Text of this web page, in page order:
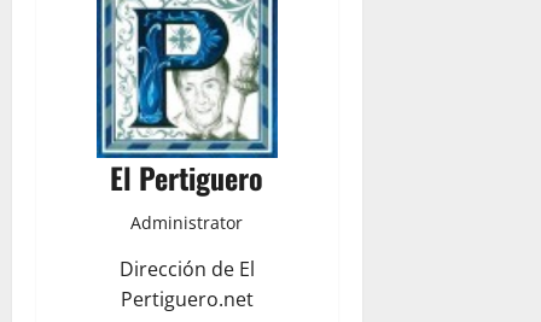
El Pertiguero
Administrator
Dirección de El
Pertiguero.net